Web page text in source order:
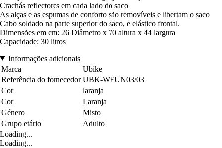
Crachás reflectores em cada lado do saco
As alças e as espumas de conforto são removíveis e libertam o saco
Cabo soldado na parte superior do saco, e elástico frontal.
Dimensões em cm: 26 Diâmetro x 70 altura x 44 largura
Capacidade: 30 litros
Informações adicionais
Marca
Ubike
Referência do fornecedor UBK-WFUN03/03
Cor
laranja
Cor
Laranja
Género
Misto
Grupo etário
Adulto
Loading...
Loading...